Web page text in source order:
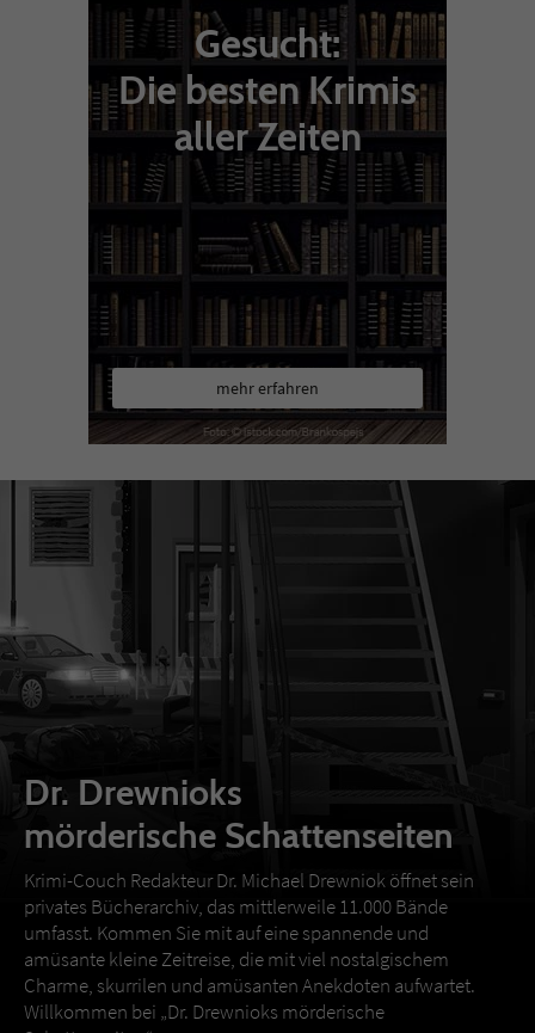
Gesucht:
Die besten Krimis
aller Zeiten
mehr erfahren
Dr. Drewnioks
mörderische Schattenseiten
Krimi-Couch Redakteur Dr. Michael Drewniok öffnet sein
privates Bücherarchiv, das mittlerweile 11.000 Bände
umfasst. Kommen Sie mit auf eine spannende und
amüsante kleine Zeitreise, die mit viel nostalgischem
Charme, skurrilen und amüsanten Anekdoten aufwartet.
Willkommen bei „Dr. Drewnioks mörderische